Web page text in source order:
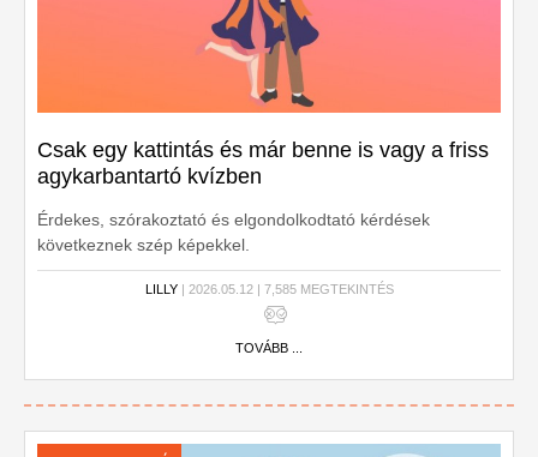
Csak egy kattintás és már benne is vagy a friss
agykarbantartó kvízben
Érdekes, szórakoztató és elgondolkodtató kérdések
következnek szép képekkel.
LILLY| 2026.05.12 | 7,585 MEGTEKINTÉS
TOVÁBB ...